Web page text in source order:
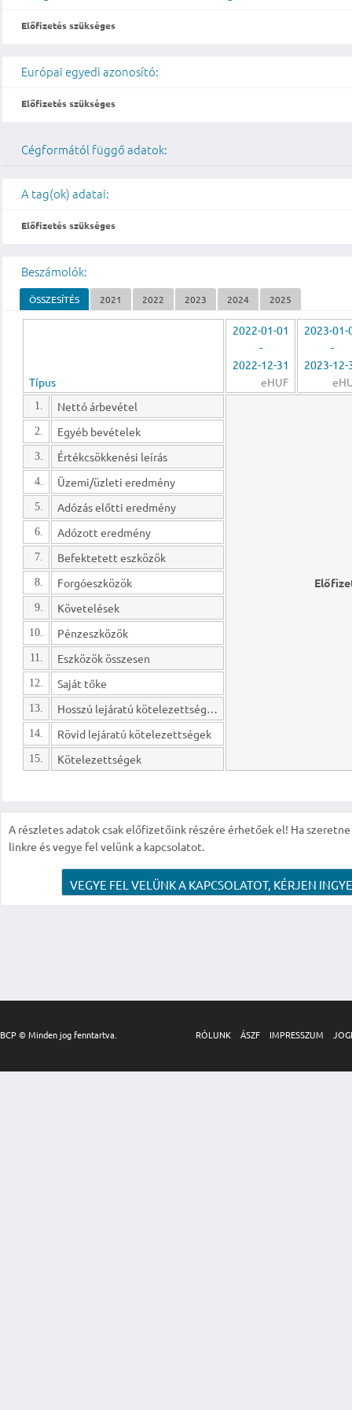
Előfizetés szükséges
Európai egyedi azonosító:
Előfizetés szükséges
Cégformától függő adatok:
A tag(ok) adatai:
Előfizetés szükséges
Beszámolók:
ÖSSZESÍTÉS 2021 2022 2023 2024 2025
Típus
2022-01-01
-
2022-12-31
eHUF
2023-01-
-
2023-12-
1. Nettó árbevétel
2. Egyéb bevételek
3. Értékcsökkenési leírás
4. Üzemi/üzleti eredmény
5. Adózás előtti eredmény
6. Adózott eredmény
7. Befektetett eszközök
8. Forgóeszközök
9. Követelések
10. Pénzeszközök
11. Eszközök összesen
12. Saját tőke
13. Hosszú lejáratú kötelezettségek
14. Rövid lejáratú kötelezettségek
15. Kötelezettségek
A részletes adatok csak előfizetőink részére érhetőek el! Ha
linkre és vegye fel velünk a kapcsolatot.
VEGYE FEL VELÜNK A KAPCSOLATOT, KÉRJEN
BCP © Minden jog fenntartva. RÓLUNK ÁSZF IMPRESSZUM